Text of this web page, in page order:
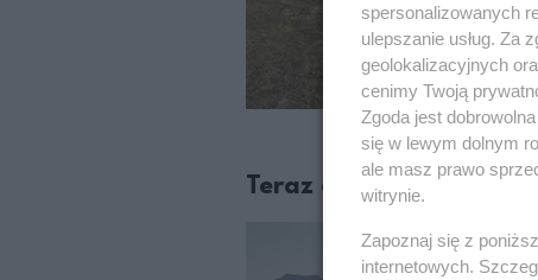
Teraz czytane
spersonalizowanych
ulepszanie usług. Za
geolokalizacyjnych
cenimy Twoją
Zgoda jest
się w lewym dolnym
ale masz prawo
witrynie.
Zapoznaj się z
internetowych.